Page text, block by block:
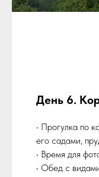
День 6.
• Прогулка по
его садами,
• Время для
• Обед с